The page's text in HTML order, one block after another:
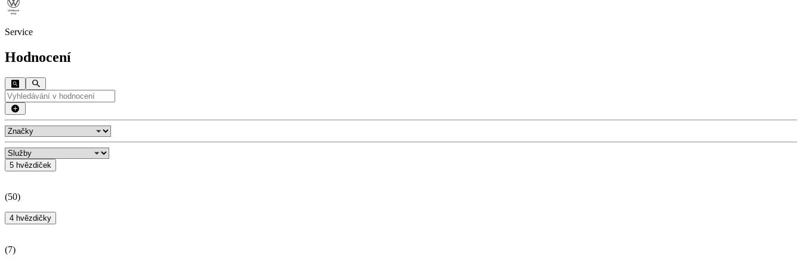
Service
Hodnocení
5 hvězdiček
(50)
4 hvězdičky
(7)